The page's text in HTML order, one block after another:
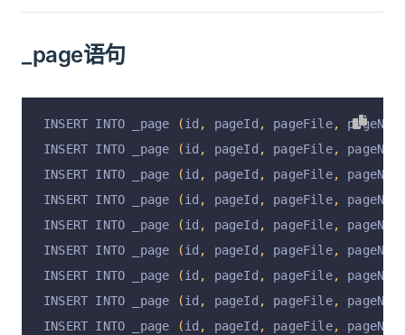
_page语句
INSERT INTO _page (id , pageId , pageFile,
INSERT INTO _page
(id , pageId , pageFile,
INSERT INTO _page
(id , pageId , pageFile,
INSERT INTO _page
(id , pageId , pageFile,
INSERT INTO _page
(id , pageId , pageFile,
INSERT INTO _page
(id , pageId , pageFile,
INSERT INTO _page
(id , pageId , pageFile,
INSERT INTO _page
(id , pageId , pageFile,
INSERT INTO _page
(id , pageId , pageFile,